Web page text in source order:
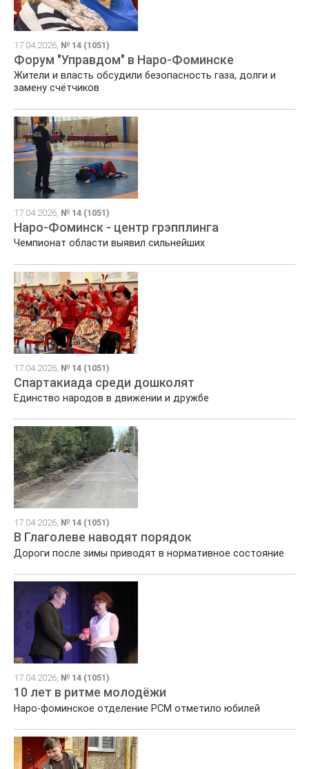
17.04.2026, № 14 (1051)
Форум "Управдом" в Наро-Фоминске
Жители и власть обсудили безопасность газа, долги и
замену счётчиков
17.04.2026, № 14 (1051)
Наро-Фоминск - центр грэпплинга
Чемпионат области выявил сильнейших
17.04.2026, № 14 (1051)
Спартакиада среди дошколят
Единство народов в движении и дружбе
17.04.2026, № 14 (1051)
В Глаголеве наводят порядок
Дороги после зимы приводят в нормативное состояние
17.04.2026, № 14 (1051)
10 лет в ритме молодёжи
Наро‑фоминское отделение РСМ отметило юбилей